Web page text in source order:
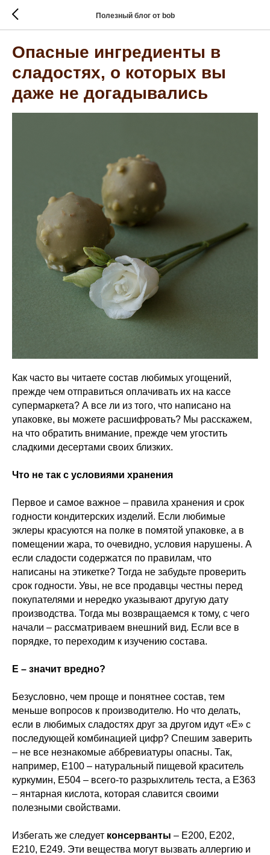
Полезный блог от bob
Опасные ингредиенты в
сладостях, о которых вы
даже не догадывались
Как часто вы читаете состав любимых угощений,
прежде чем отправиться оплачивать их на кассе
супермаркета? А все ли из того, что написано на
упаковке, вы можете расшифровать? Мы расскажем,
на что обратить внимание, прежде чем угостить
сладкими десертами своих близких.
Что не так с условиями хранения
Первое и самое важное – правила хранения и срок
годности кондитерских изделий. Если любимые
эклеры красуются на полке в помятой упаковке, а в
помещении жара, то очевидно, условия нарушены. А
если сладости содержатся по правилам, что
написаны на этикетке? Тогда не забудьте проверить
срок годности. Увы, не все продавцы честны перед
покупателями и нередко указывают другую дату
производства. Тогда мы возвращаемся к тому, с чего
начали – рассматриваем внешний вид. Если все в
порядке, то переходим к изучению состава.
Е – значит вредно?
Безусловно, чем проще и понятнее состав, тем
меньше вопросов к производителю. Но что делать,
если в любимых сладостях друг за другом идут «Е» с
последующей комбинацией цифр? Спешим заверить
– не все незнакомые аббревиатуры опасны. Так,
например, Е100 – натуральный пищевой краситель
куркумин, Е504 – всего-то разрыхлитель теста, а Е363
– янтарная кислота, которая славится своими
полезными свойствами.
Избегать же следует консерванты – Е200, Е202,
Е210, Е249. Эти вещества могут вызвать аллергию и